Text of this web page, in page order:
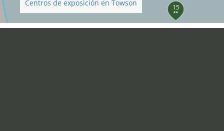
15
Centros de exposición en Towson